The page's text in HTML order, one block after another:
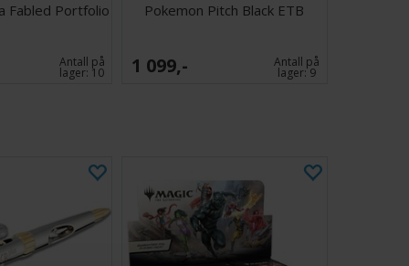
Fabled Portfolio
Antall på
lager: 10
Pokemon Pitch Black ETB
1 099,- Antall på
lager:9